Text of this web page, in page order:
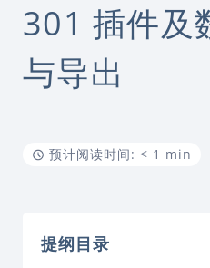
301 插件及
与导出
预计阅读时间: < 1 min
提纲目录